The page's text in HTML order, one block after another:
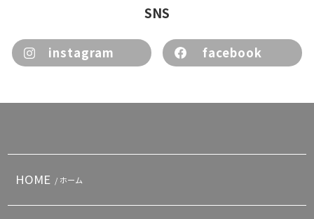
SNS
instagram facebook
HOME / ホーム